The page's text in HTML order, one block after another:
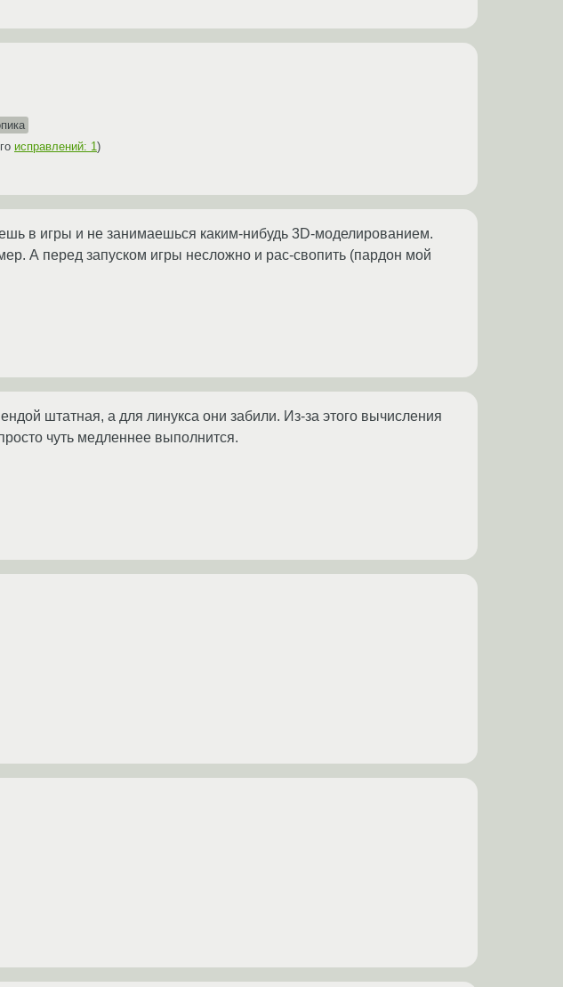
исправлений: 1)
в игры и не занимаешься каким-нибудь 3D-моделированием.
А перед запуском игры несложно и рас-свопить (пардон мой
штатная, а для линукса они забили. Из-за этого вычисления
чуть медленнее выполнится.